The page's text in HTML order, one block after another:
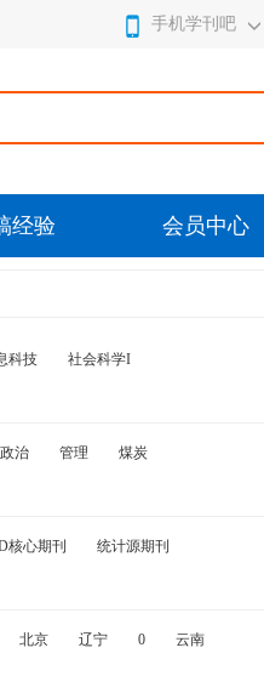
手机学刊吧
经验 会员中心
科技
社会科学I
政治 管理
煤炭
核心期刊
统计源期刊
北京 辽宁 0
云南